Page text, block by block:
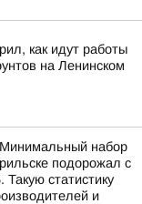
как идут работы
на Ленинском
набор
подорожал с
Такую статистику
и